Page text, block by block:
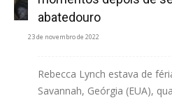
abatedouro
23 de novembro de 2022
Rebecca Lynch estava de
Savannah, Geórgia (EUA),